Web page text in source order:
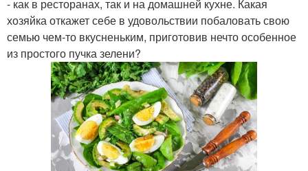
- как в ресторанах, так и на домашней кухне. Какая
хозяйка откажет себе в удовольствии побаловать свою
семью чем-то вкусненьким, приготовив нечто особенное
из простого пучка зелени?